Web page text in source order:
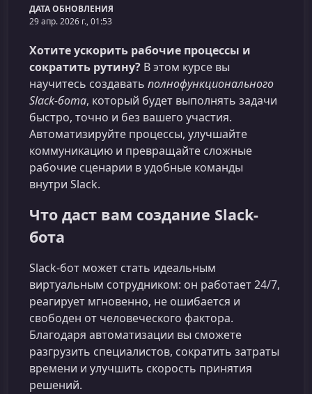
ДАТА ОБНОВЛЕНИЯ
29 апр. 2026 г., 01:53
Хотите ускорить рабочие процессы и
сократить рутину? В этом курсе вы
научитесь создавать полнофункционального
Slack‑бота, который будет выполнять задачи
быстро, точно и без вашего участия.
Автоматизируйте процессы, улучшайте
коммуникацию и превращайте сложные
рабочие сценарии в удобные команды
внутри Slack.
Что даст вам создание Slack-
бота
Slack‑бот может стать идеальным
виртуальным сотрудником: он работает 24/7,
реагирует мгновенно, не ошибается и
свободен от человеческого фактора.
Благодаря автоматизации вы сможете
разгрузить специалистов, сократить затраты
времени и улучшить скорость принятия
решений.